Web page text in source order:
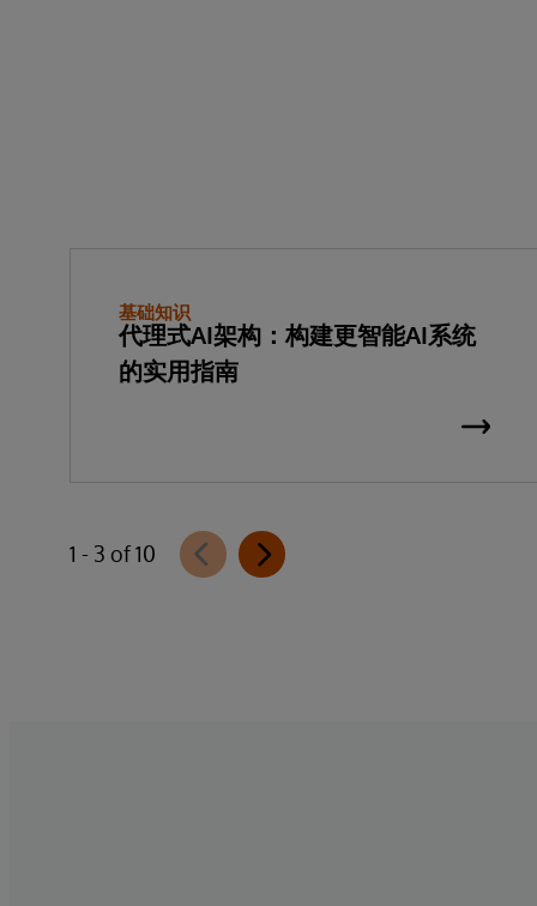
基础知识
代理式AI架构：构建更智能AI系统
的实用指南
1 - 3 of 10